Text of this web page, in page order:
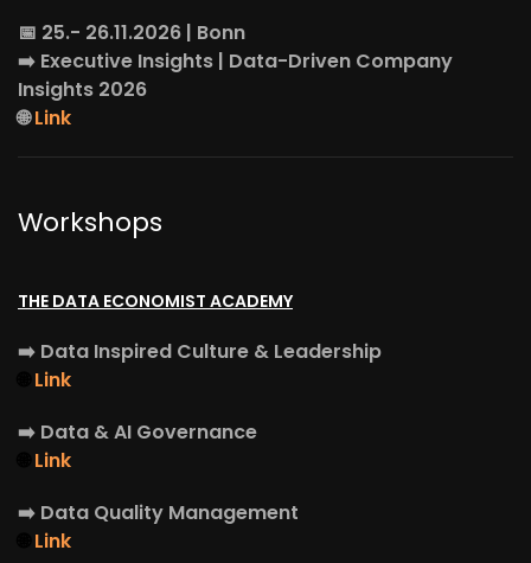
📅 25.- 26.11.2026 | Bonn
➡️ Executive Insights | Data-Driven Company
Insights 2026
🌐Link
Workshops
THE DATA ECONOMIST ACADEMY
➡️ Data Inspired Culture & Leadership
Link
➡️ Data & AI Governance
Link
➡️ Data Quality Management
Link